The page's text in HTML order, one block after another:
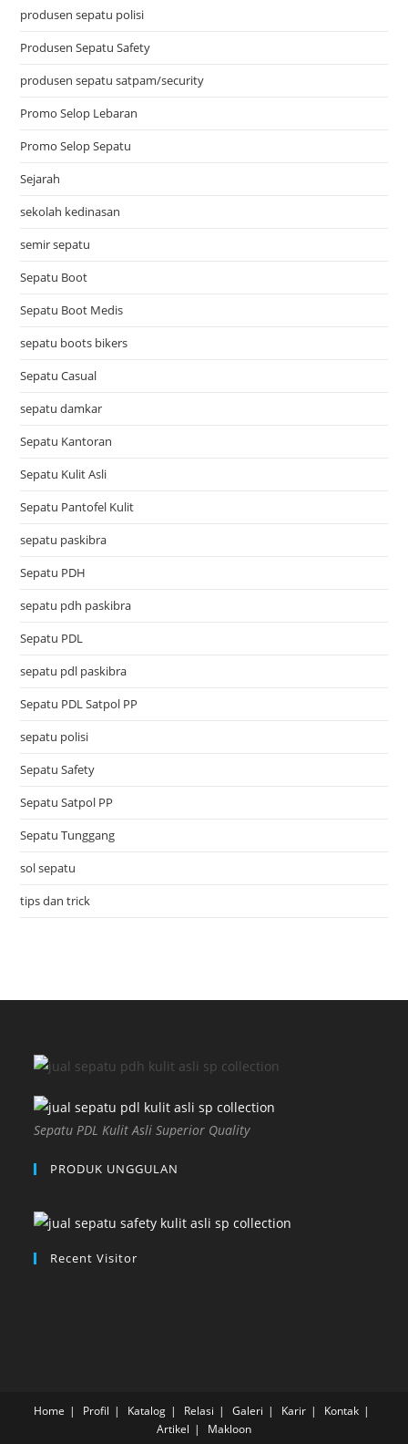
produsen sepatu polisi
Produsen Sepatu Safety
produsen sepatu satpam/security
Promo Selop Lebaran
Promo Selop Sepatu
Sejarah
sekolah kedinasan
semir sepatu
Sepatu Boot
Sepatu Boot Medis
sepatu boots bikers
Sepatu Casual
sepatu damkar
Sepatu Kantoran
Sepatu Kulit Asli
Sepatu Pantofel Kulit
sepatu paskibra
Sepatu PDH
sepatu pdh paskibra
Sepatu PDL
sepatu pdl paskibra
Sepatu PDL Satpol PP
sepatu polisi
Sepatu Safety
Sepatu Satpol PP
Sepatu Tunggang
sol sepatu
tips dan trick
Sepatu PDL Kulit Asli Superior Quality
PRODUK UNGGULAN
Recent Visitor
Home Profil Katalog Relasi Galeri Karir
Kontak
Artikel
Makloon